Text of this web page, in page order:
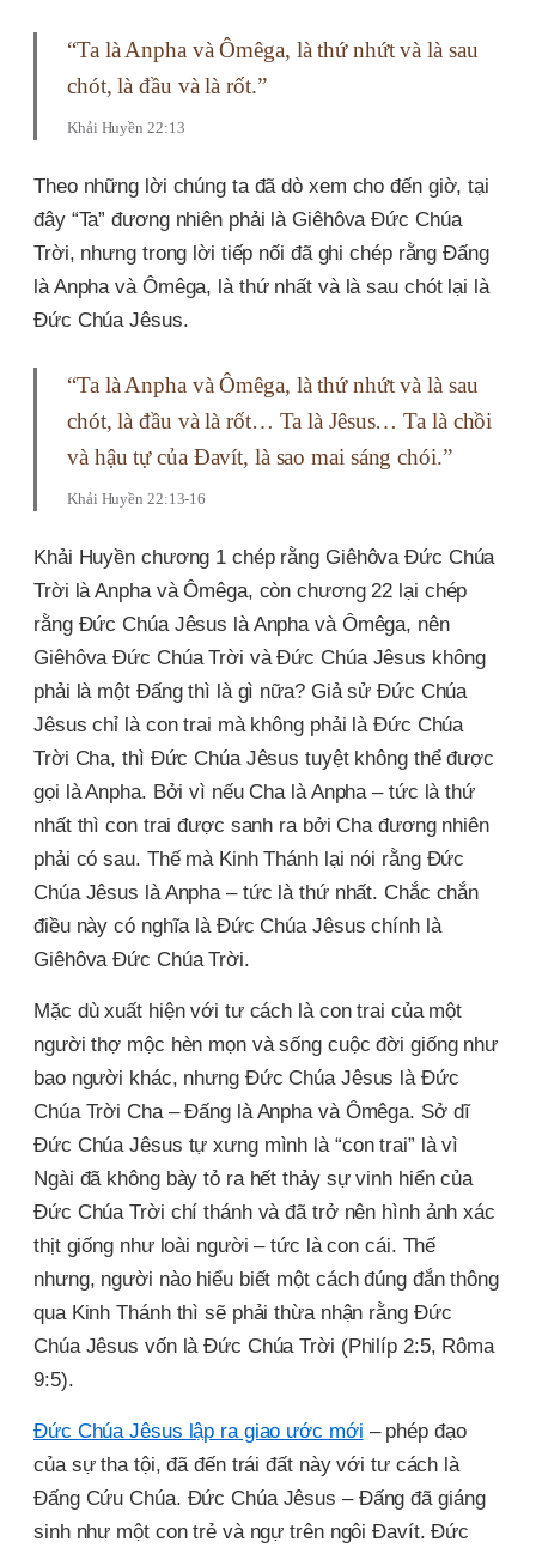
“Ta là Anpha và Ômêga, là thứ nhứt và là sau
chót, là đầu và là rốt.”
Khải Huyền 22:13
Theo những lời chúng ta đã dò xem cho đến giờ, tại
đây “Ta” đương nhiên phải là Giêhôva Đức Chúa
Trời, nhưng trong lời tiếp nối đã ghi chép rằng Đấng
là Anpha và Ômêga, là thứ nhất và là sau chót lại là
Đức Chúa Jêsus.
“Ta là Anpha và Ômêga, là thứ nhứt và là sau
chót, là đầu và là rốt… Ta là Jêsus… Ta là chồi
và hậu tự của Đavít, là sao mai sáng chói.”
Khải Huyền 22:13-16
Khải Huyền chương 1 chép rằng Giêhôva Đức Chúa
Trời là Anpha và Ômêga, còn chương 22 lại chép
rằng Đức Chúa Jêsus là Anpha và Ômêga, nên
Giêhôva Đức Chúa Trời và Đức Chúa Jêsus không
phải là một Đấng thì là gì nữa? Giả sử Đức Chúa
Jêsus chỉ là con trai mà không phải là Đức Chúa
Trời Cha, thì Đức Chúa Jêsus tuyệt không thể được
gọi là Anpha. Bởi vì nếu Cha là Anpha – tức là thứ
nhất thì con trai được sanh ra bởi Cha đương nhiên
phải có sau. Thế mà Kinh Thánh lại nói rằng Đức
Chúa Jêsus là Anpha – tức là thứ nhất. Chắc chắn
điều này có nghĩa là Đức Chúa Jêsus chính là
Giêhôva Đức Chúa Trời.
Mặc dù xuất hiện với tư cách là con trai của một
người thợ mộc hèn mọn và sống cuộc đời giống như
bao người khác, nhưng Đức Chúa Jêsus là Đức
Chúa Trời Cha – Đấng là Anpha và Ômêga. Sở dĩ
Đức Chúa Jêsus tự xưng mình là “con trai” là vì
Ngài đã không bày tỏ ra hết thảy sự vinh hiển của
Đức Chúa Trời chí thánh và đã trở nên hình ảnh xác
thịt giống như loài người – tức là con cái. Thế
nhưng, người nào hiểu biết một cách đúng đắn thông
qua Kinh Thánh thì sẽ phải thừa nhận rằng Đức
Chúa Jêsus vốn là Đức Chúa Trời (Philíp 2:5, Rôma
9:5).
Đức Chúa Jêsus lập ra giao ước mới – phép đạo
của sự tha tội, đã đến trái đất này với tư cách là
Đấng Cứu Chúa. Đức Chúa Jêsus – Đấng đã giáng
sinh như một con trẻ và ngự trên ngôi Đavít. Đức